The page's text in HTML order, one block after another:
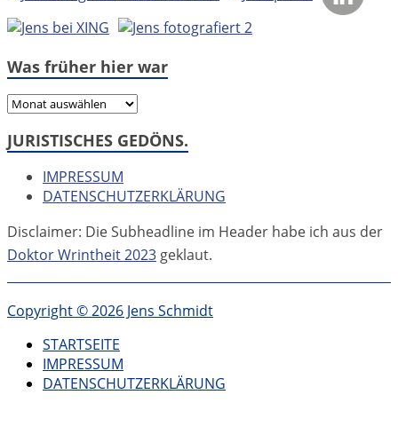
Was früher hier war
Was
hier
JURISTISCHES GEDÖNS.
IMPRESSUM
DATENSCHUTZERKLÄRUNG
Disclaimer: Die Subheadline im Header habe ich aus der
Doktor Wrintheit 2023 geklaut.
Copyright © 2026 Jens Schmidt
STARTSEITE
IMPRESSUM
DATENSCHUTZERKLÄRUNG